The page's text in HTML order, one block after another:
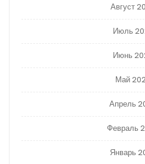
Август
Июль
Июнь
Май
Апрель
Февраль
Январь